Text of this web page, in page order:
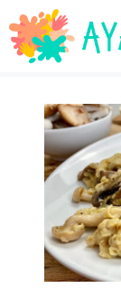
Saltar
al
contenido